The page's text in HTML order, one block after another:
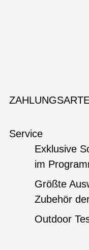
Service
Exklusive
im
Größte
Zubehör
Outdoor